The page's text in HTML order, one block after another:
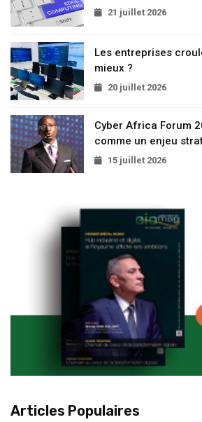
21 juillet 2026
Les entreprises
mieux ?
20 juillet 2026
Cyber Africa Forum
comme un enjeu
15 juillet 2026
Articles Populaires